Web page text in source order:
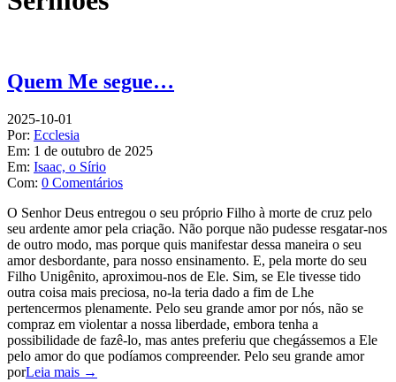
Quem Me segue…
2025-10-01
Por: Ecclesia
Em: 1 de outubro de 2025
Em: Isaac, o Sírio
Com: 0 Comentários
O Senhor Deus entregou o seu próprio Filho à morte de cruz pelo
seu ardente amor pela criação. Não porque não pudesse resgatar-nos
de outro modo, mas porque quis manifestar dessa maneira o seu
amor desbordante, para nosso ensinamento. E, pela morte do seu
Filho Unigênito, aproximou-nos de Ele. Sim, se Ele tivesse tido
outra coisa mais preciosa, no-la teria dado a fim de Lhe
pertencermos plenamente. Pelo seu grande amor por nós, não se
compraz em violentar a nossa liberdade, embora tenha a
possibilidade de fazê-lo, mas antes preferiu que chegássemos a Ele
pelo amor do que podíamos compreender. Pelo seu grande amor
porLeia mais →